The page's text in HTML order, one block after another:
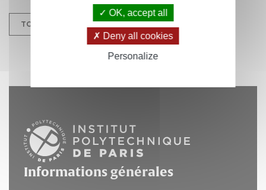
TOUTES NOS ACTUALITÉS
Informations générales
OK, accept all
Deny all cookies
Personalize